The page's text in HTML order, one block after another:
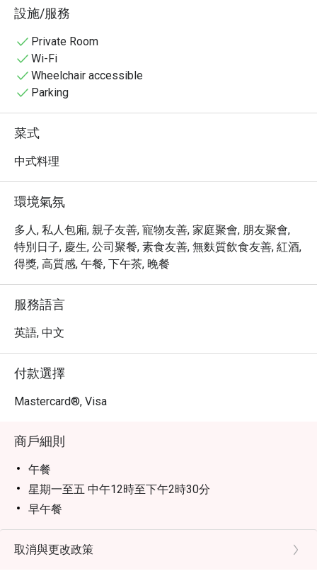
的全新「粵韻滋味」系列用餐體驗，巧妙融合傳統烹飪技
藝與現代創意，同時恪守粵菜的正宗風味精髓，透過午市
套餐、晚市共享套餐，重新演繹粵菜深厚底蘊。 餐廳室內
裝潢選用冷灰色和金色為主調，彰顯出時尚簡約的風格，
翠綠的草坪旁更提供戶外座位，適合喜歡悠閒或攜帶寵物
前來用餐的賓客。
設施/服務
Private Room
Wi-Fi
Wheelchair accessible
Parking
菜式
中式料理
環境氣氛
多人, 私人包廂, 親子友善, 寵物友善, 家庭聚會, 朋友聚會,
特別日子, 慶生, 公司聚餐, 素食友善, 無麩質飲食友善, 紅酒,
得獎, 高質感, 午餐, 下午茶, 晚餐
服務語言
英語, 中文
付款選擇
Mastercard®, Visa
商戶細則
午餐
星期一至五 中午12時至下午2時30分
早午餐
星期六、日及公眾假期：中午12時至下午2時30分
下午茶
取消與更改政策